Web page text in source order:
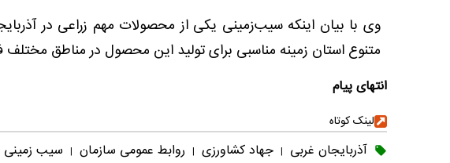
وی با بیان اینکه سیب‌زمینی یکی از محصولات مهم زراعی در
متنوع استان زمینه مناسبی برای تولید این محصول در مناطق مختلف
انتهای پیام
لینک کوتاه
آذربایجان غربی | جهاد کشاورزی | روابط عمومی سازمان | سیب زمینی